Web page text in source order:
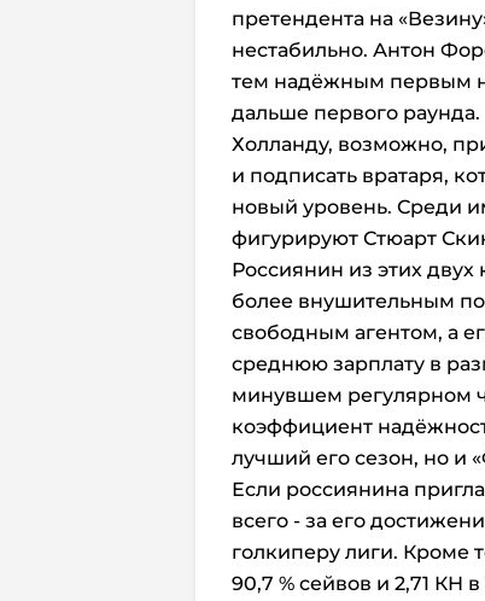
претендента на
нестабильно. Антон
тем надёжным первым
дальше первого раунда.
Холланду, возможно,
и подписать вратаря,
новый уровень. Среди
фигурируют Стюарт
Россиянин из этих
более внушительным
свободным агентом, а
среднюю зарплату в
минувшем регулярном
коэффициент
лучший его сезон, но и
Если россиянина
всего - за его
голкиперу лиги. Кроме
90,7 % сейвов и 2,71 КН